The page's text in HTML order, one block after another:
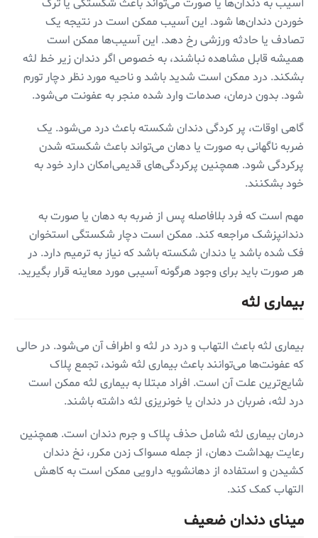
آسیب به دندان‌ها یا صورت می‌تواند باعث شکستگی یا ترک
خوردن دندان‌ها شود. این آسیب ممکن است در نتیجه یک
تصادف یا حادثه ورزشی رخ دهد. این آسیب‌ها ممکن است
همیشه قابل مشاهده نباشند، به خصوص اگر دندان زیر خط لثه
بشکند. درد ممکن است شدید باشد و ناحیه مورد نظر دچار تورم
شود. بدون درمان، صدمات وارد شده منجر به عفونت می‌شود.
گاهی اوقات، پر کردگی دندان شکسته باعث درد می‌شود. یک
ضربه ناگهانی به صورت یا دهان می‌تواند باعث شکسته شدن
پرکردگی شود. همچنین پرکردگی‌های قدیمی‌امکان دارد خود به
خود بشکنند.
مهم است که فرد بلافاصله پس از ضربه به دهان یا صورت به
دندانپزشک مراجعه کند. ممکن است دچار شکستگی استخوان
فک شده باشد یا دندان شکسته‌ باشد که نیاز به ترمیم دارد. در
هر صورت باید برای وجود هرگونه آسیبی مورد معاینه قرار بگیرید.
بیماری لثه
بیماری لثه باعث التهاب و درد در لثه و اطراف آن می‌شود. در حالی
که عفونت‌ها می‌توانند باعث بیماری لثه شوند، تجمع پلاک
شایع‌ترین علت آن است. افراد مبتلا به بیماری لثه ممکن است
درد لثه، ضربان در دندان یا خونریزی لثه داشته باشند.
درمان بیماری لثه شامل حذف پلاک و جرم دندان است. همچنین
رعایت بهداشت دهان، از جمله مسواک زدن مکرر، نخ دندان
کشیدن و استفاده از دهانشویه دارویی ممکن است به کاهش
التهاب کمک کند.
مینای دندان ضعیف